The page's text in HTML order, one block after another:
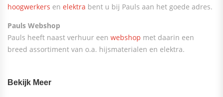
hoogwerkers en elektra bent u bij Pauls aan het goede adres.
Pauls Webshop
Pauls heeft naast verhuur een webshop met daarin een
breed assortiment van o.a. hijsmaterialen en elektra.
Bekijk Meer